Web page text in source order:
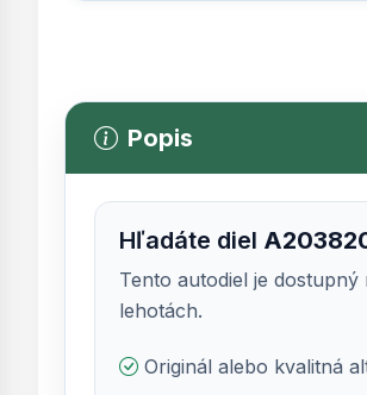
Popis
Hľadáte diel
Tento autodiel je
lehotách.
Originál alebo kvalitná